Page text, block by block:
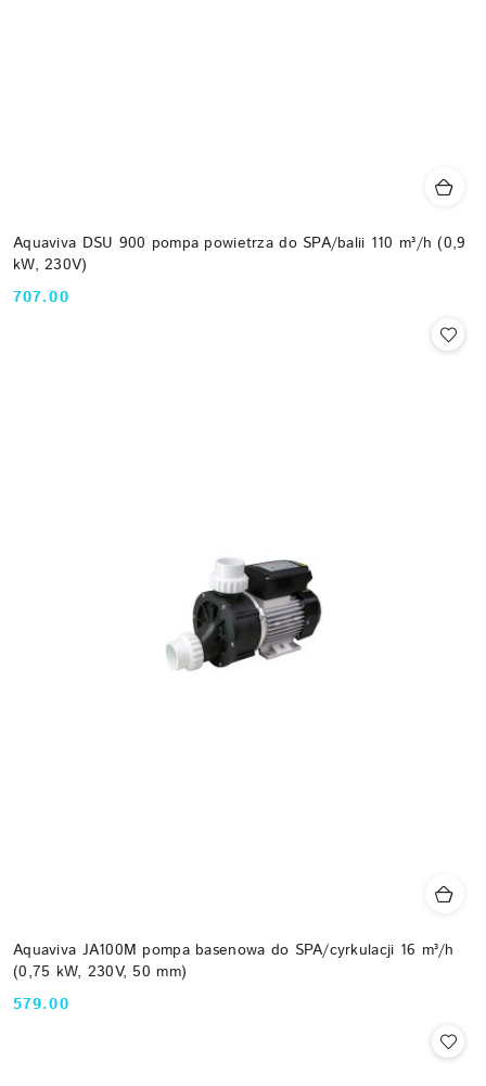
Aquaviva DSU 900 pompa powietrza do SPA/balii 110 m³/h (0,9
kW, 230V)
Cena:
707.00
Aquaviva JA100M pompa basenowa do SPA/cyrkulacji 16 m³/h
(0,75 kW, 230V, 50 mm)
Cena:
579.00